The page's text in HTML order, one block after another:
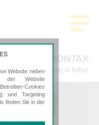
BONTAX
Steuerberatung in Alfter
Website neben
der Website
Cookies
und Targeting
finden Sie in der